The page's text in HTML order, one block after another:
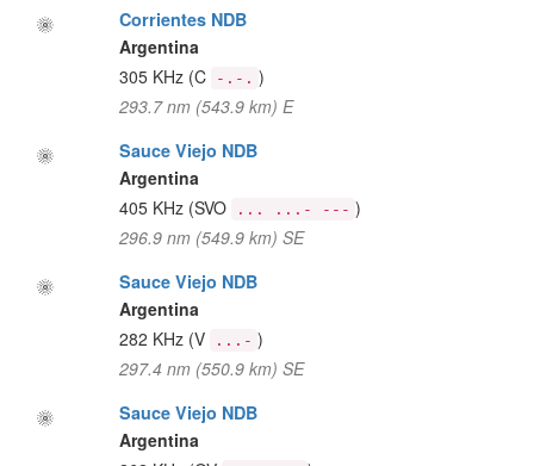
Corrientes NDB
Argentina
305 KHz (C -.-. )
293.7 nm (543.9 km) E
Sauce Viejo NDB
Argentina
405 KHz (SVO ... ...- --- )
296.9 nm (549.9 km) SE
Sauce Viejo NDB
Argentina
282 KHz (V ...- )
297.4 nm (550.9 km) SE
Sauce Viejo NDB
Argentina